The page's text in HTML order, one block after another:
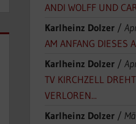
ANDI WOLFF UND
Karlheinz Dolzer /
AM ANFANG DIESES
Karlheinz Dolzer /
TV KIRCHZELL
VERLOREN...
Karlheinz Dolzer /